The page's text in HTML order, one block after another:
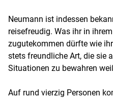
Neumann ist indessen
reisefreudig. Was ihr in
zugutekommen dürfte wie
stets freundliche Art, die sie
Situationen zu bewahren
Auf rund vierzig Personen